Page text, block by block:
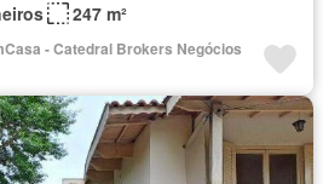
247 m²
- Catedral Brokers Negócios